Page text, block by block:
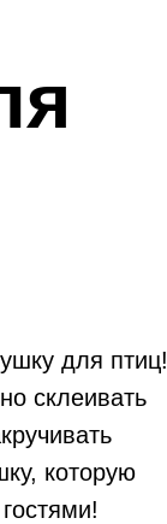
для птиц!
склеивать
которую